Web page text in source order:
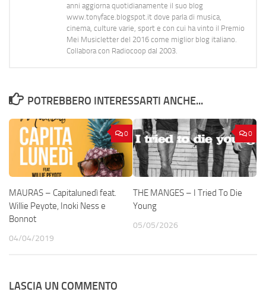
anni aggiorna quotidianamente il suo blog
www.tonyface.blogspot.it dove parla di musica,
cinema, culture varie, sport e con cui ha vinto il Premio
Mei Musicletter del 2016 come miglior blog italiano.
Collabora con Radiocoop dal 2003.
POTREBBERO INTERESSARTI ANCHE...
0
MAURAS – Capitalunedì feat.
Willie Peyote, Inoki Ness e
Bonnot
04/04/2019
0
THE MANGES – I Tried To Die
Young
05/05/2026
LASCIA UN COMMENTO